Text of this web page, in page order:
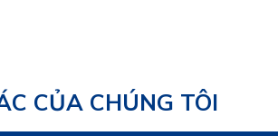
CỦA CHÚNG TÔI